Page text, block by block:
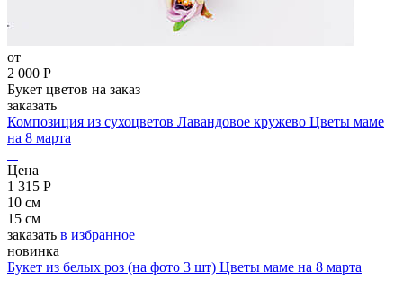
от
2 000 Р
Букет цветов на заказ
заказать
Композиция из сухоцветов Лавандовое кружево Цветы маме
на 8 марта
Цена
1 315 Р
10 см
15 см
заказать в избранное
новинка
Букет из белых роз (на фото 3 шт) Цветы маме на 8 марта
творческой натуры. Выбирайте букеты и композиции в
оранжевой цветовой гамме, если вы хотите выразить человеку
свое уважение, а также пожелать успехов и благополучия.
Что значит сиреневый цвет в цветах
При выборе букета очень важно обращать внимание на то, в
каких тонах он составлен, ведь каждый цвет имеет свою
символику и способен передать те или иные эмоции.
Сиреневый цвет – это символ привязанности, верности, а также
богатства, роскоши и величия. Сиреневый цвет, пожалуй, самый
необычный и загадочный, но он вызывает спокойствие и
умиротворение. Выбор цветов в сиреневых оттенках очень
разнообразен: ирисы, розы, тюльпаны, гвоздики, хризантемы и
многие другие, вы всегда сможете подобрать идеальный для вас
букет. Конечно, далеко не все обращают внимание на значение
оттенков при выборе букета, но существует мнение, что цвета и
оттенки влияют на настроение на подсознательном уровне!